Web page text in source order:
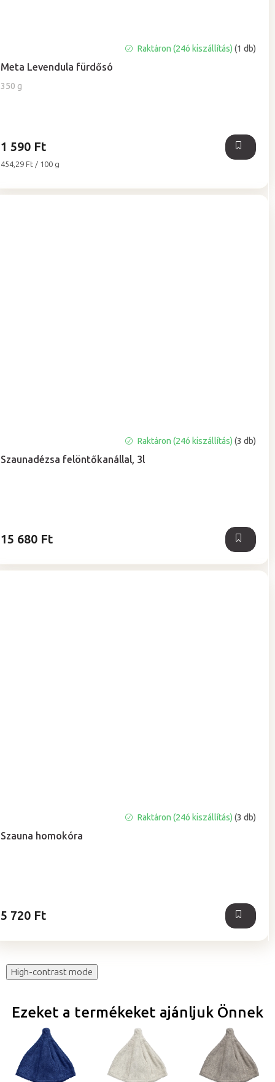
Meta Levendula fürdősó
350 g
Raktáron (24ó kiszállítás) (1 db)
1 590 Ft
Egységár:
454,29 Ft / 100 g
Szaunadézsa felöntőkanállal, 3l
Raktáron (24ó kiszállítás) (3 db)
15 680 Ft
Szauna homokóra
Raktáron (24ó kiszállítás) (3 db)
5 720 Ft
High-contrast mode
Ezeket a termékeket ajánljuk Önnek